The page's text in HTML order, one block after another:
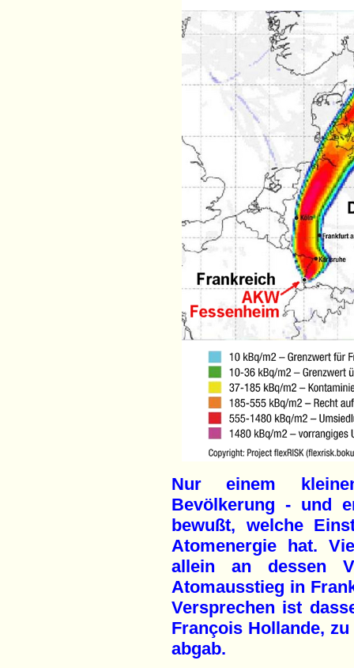
Nur einem
Bevölkerung - und
bewußt, welche
Atomenergie hat.
allein an dessen
Atomausstieg in
Versprechen ist
François Hollande,
abgab.